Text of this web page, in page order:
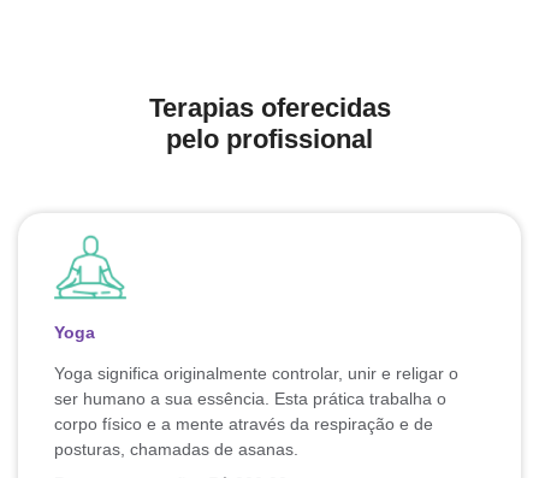
Terapias oferecidas
pelo profissional
Yoga
Yoga significa originalmente controlar, unir e religar o
ser humano a sua essência. Esta prática trabalha o
corpo físico e a mente através da respiração e de
posturas, chamadas de asanas.